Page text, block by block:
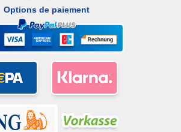
Options de paiement